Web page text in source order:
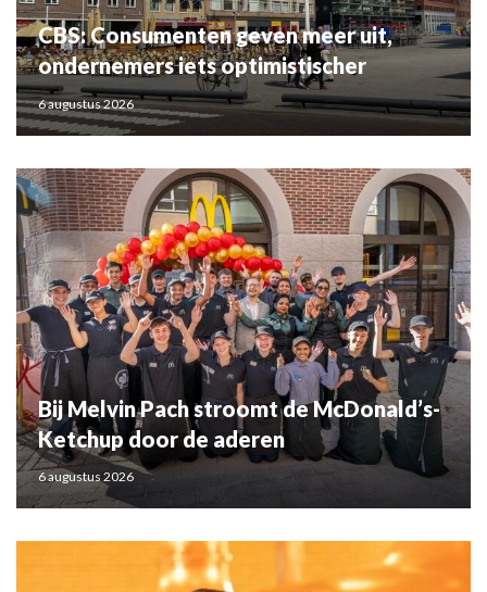
CBS: Consumenten geven meer uit,
ondernemers iets optimistischer
6 augustus 2026
Bij Melvin Pach stroomt de McDonald’s-
Ketchup door de aderen
6 augustus 2026